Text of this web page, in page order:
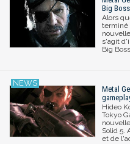
Big
Alors
terminé
s'agit
Big
Metal
Hideo
Tokyo
Solid 5.
et de